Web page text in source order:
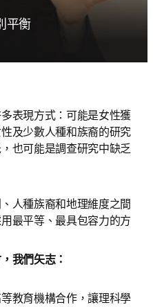
平衡
表現方式：可能是女性獲
及少數人種和族裔的研究
也可能是調查研究中缺乏
人種族裔和地理維度之間
最平等、最具包容力的方
我們矢志：
教育機構合作，讓理科學